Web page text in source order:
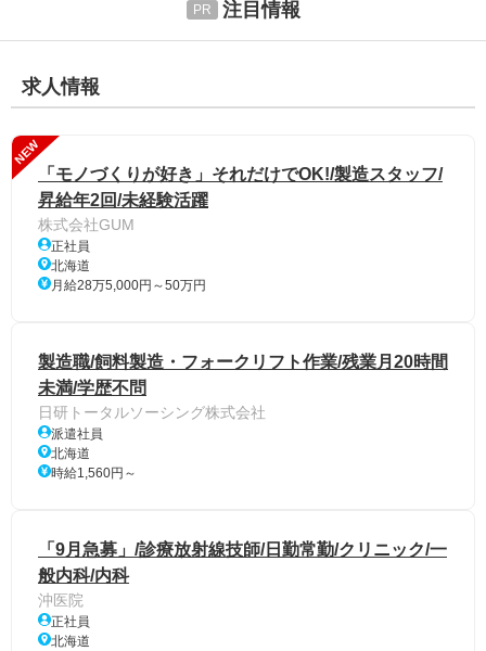
注目情報
求人情報
NEW
「モノづくりが好き」それだけでOK!/製造スタッフ/
昇給年2回/未経験活躍
株式会社GUM
正社員
北海道
月給28万5,000円～50万円
製造職/飼料製造・フォークリフト作業/残業月20時間
未満/学歴不問
日研トータルソーシング株式会社
派遣社員
北海道
時給1,560円～
「9月急募」/診療放射線技師/日勤常勤/クリニック/一
般内科/内科
沖医院
正社員
北海道